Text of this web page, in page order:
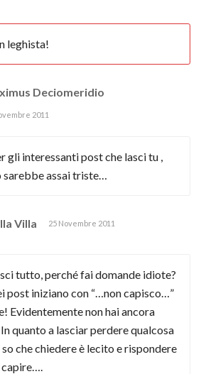
leghista!
Deciomeridio
2011
gli interessanti post che lasci tu ,
sarebbe assai triste…
Villa 25 Novembre 2011
tutto, perché fai domande idiote?
post iniziano con “…non capisco…”
Evidentemente non hai ancora
quanto a lasciar perdere qualcosa
che chiedere è lecito e rispondere
capire….